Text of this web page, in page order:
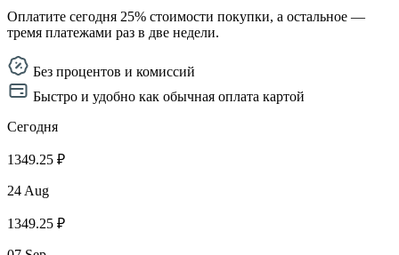
Оплатите сегодня 25% стоимости покупки, а остальное —
тремя платежами раз в две недели.
Без процентов и комиссий
Быстро и удобно как обычная оплата картой
Сегодня
1349.25 ₽
24 Aug
1349.25 ₽